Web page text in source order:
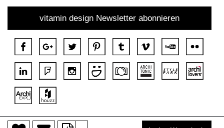
vitamin design Newsletter abonnieren